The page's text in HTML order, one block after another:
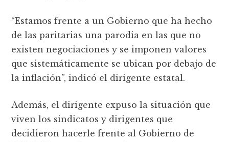
“Estamos frente a un Gobierno que ha hecho
de las paritarias una parodia en las que no
existen negociaciones y se imponen valores
que sistemáticamente se ubican por debajo de
la inflación”, indicó el dirigente estatal.
Además, el dirigente expuso la situación que
viven los sindicatos y dirigentes que
decidieron hacerle frente al Gobierno de